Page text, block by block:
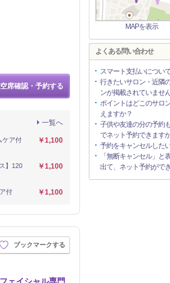
空席確認・予約する
一覧へ
ケア付
￥1,100
】120
￥1,100
付 ￥1,100
ブックマークする
MAPを表示
よくある問い合わせ
スマート支払いについ
行きたいサロン・近隣
ンが掲載されていませ
ポイントはどこのサロ
えますか？
子供や友達の分の予約
でネット予約できます
予約をキャンセルした
「無断キャンセル」と
出て、ネット予約がで